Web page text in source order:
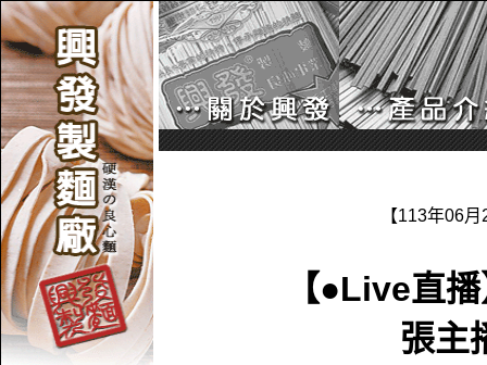
【113年06
【●Live直
張主